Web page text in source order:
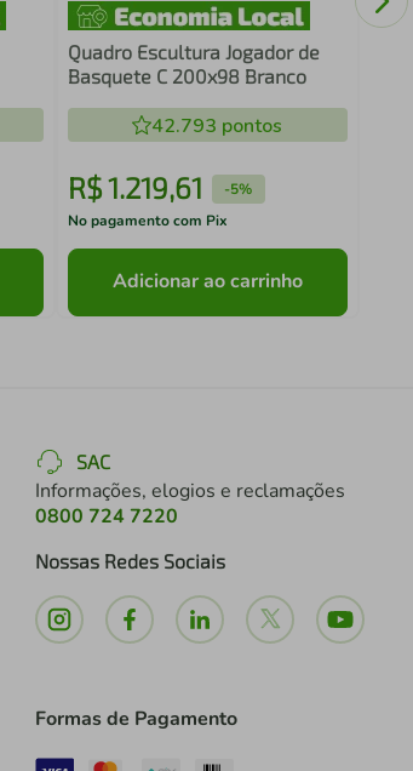
Quadro Escultura Jogador de
Basquete C 200x98 Branco
42.793 pontos
R$1.219,61 -5%
No pagamento com Pix
Adicionar ao carrinho
SAC
Informações, elogios e reclamações
0800 724 7220
Nossas Redes Sociais
Formas de Pagamento